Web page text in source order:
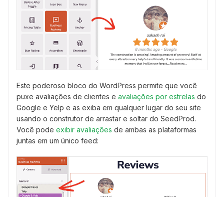
Este poderoso bloco do WordPress permite que você
puxe avaliações de clientes e avaliações por estrelas do
Google e Yelp e as exiba em qualquer lugar do seu site
usando o construtor de arrastar e soltar do SeedProd.
Você pode exibir avaliações de ambas as plataformas
juntas em um único feed: